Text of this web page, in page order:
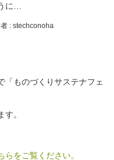
に…
: stechconoha
「ものづくりサステナフェ
。
をご覧ください。